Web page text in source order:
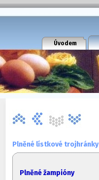
Úvodem
Plněné lístkové trojhránky
Plněné žampióny